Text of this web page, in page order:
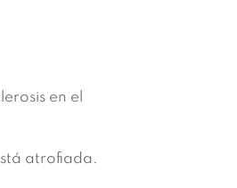
en el
atrofiada.